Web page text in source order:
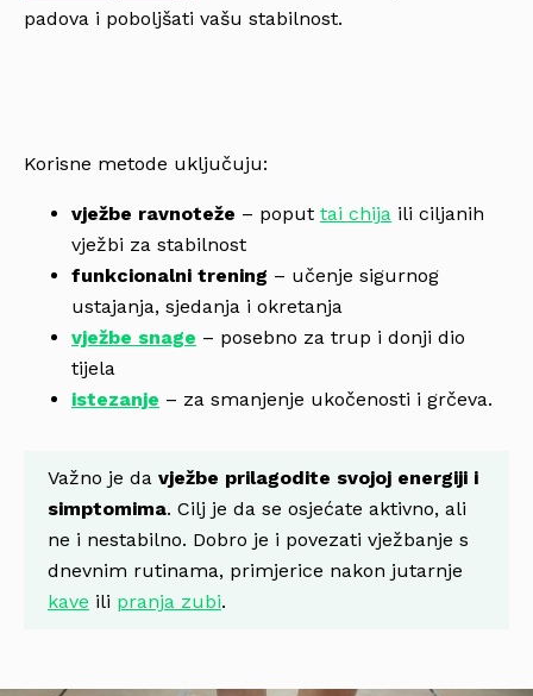
padova i poboljšati vašu stabilnost.
Korisne metode uključuju:
vježbe ravnoteže – poput tai chija ili ciljanih
vježbi za stabilnost
funkcionalni trening – učenje sigurnog
ustajanja, sjedanja i okretanja
vježbe snage – posebno za trup i donji dio
tijela
istezanje – za smanjenje ukočenosti i grčeva.
Važno je da vježbe prilagodite svojoj energiji i
simptomima. Cilj je da se osjećate aktivno, ali
ne i nestabilno. Dobro je i povezati vježbanje s
dnevnim rutinama, primjerice nakon jutarnje
kave ili pranja zubi.